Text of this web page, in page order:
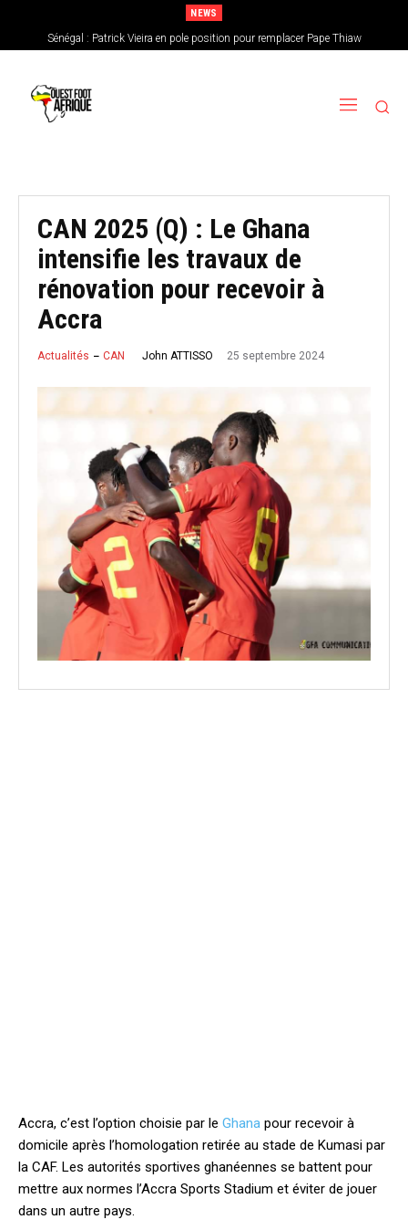
NEWS
Sénégal : Patrick Vieira en pole position pour remplacer Pape Thiaw
CAN féminine 2026 : le Nigeria en favori, le Burkina Faso en outsider…Les
chances de l’Afrique de l’Ouest
CAN 2025 (Q) : Le Ghana
intensifie les travaux de
rénovation pour recevoir à
Accra
Actualités CAN John ATTISSO 25 septembre 2024
Accra, c’est l’option choisie par le Ghana pour recevoir à
domicile après l’homologation retirée au stade de Kumasi par
la CAF. Les autorités sportives ghanéennes se battent pour
mettre aux normes l’Accra Sports Stadium et éviter de jouer
dans un autre pays.